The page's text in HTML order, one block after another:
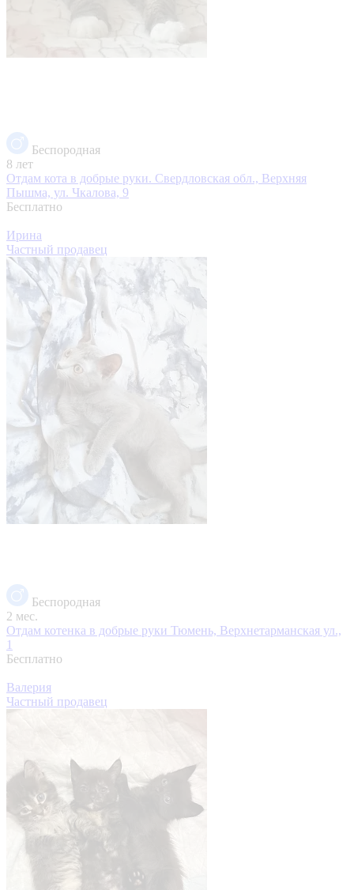
Беспородная
8 лет
Отдам кота в добрые руки. Свердловская обл., Верхняя
Пышма, ул. Чкалова, 9
Бесплатно
Ирина
Частный продавец
Беспородная
2 мес.
Отдам котенка в добрые руки Тюмень, Верхнетарманская ул.,
1
Бесплатно
Валерия
Частный продавец